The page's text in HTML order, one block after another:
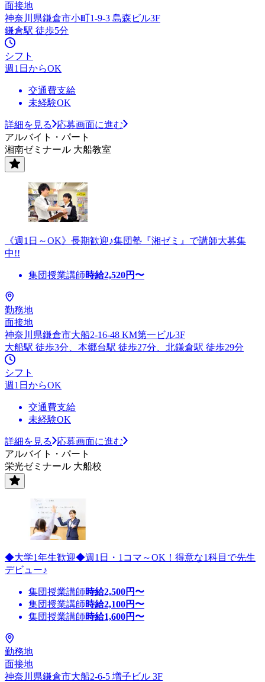
面接地
神奈川県鎌倉市小町1-9-3 島森ビル3F
鎌倉駅 徒歩5分
シフト
週1日からOK
交通費支給
未経験OK
詳細を見る
応募画面に進む
アルバイト・パート
湘南ゼミナール 大船教室
《週1日～OK》長期歓迎♪集団塾『湘ゼミ』で講師大募集
中!!
集団授業講師時給2,520円〜
勤務地
面接地
神奈川県鎌倉市大船2-16-48 KM第一ビル3F
大船駅 徒歩3分、本郷台駅 徒歩27分、北鎌倉駅 徒歩29分
シフト
週1日からOK
交通費支給
未経験OK
詳細を見る
応募画面に進む
アルバイト・パート
栄光ゼミナール 大船校
◆大学1年生歓迎◆週1日・1コマ～OK！得意な1科目で先生
デビュー♪
集団授業講師時給2,500円〜
集団授業講師時給2,100円〜
集団授業講師時給1,600円〜
勤務地
面接地
神奈川県鎌倉市大船2-6-5 増子ビル 3F